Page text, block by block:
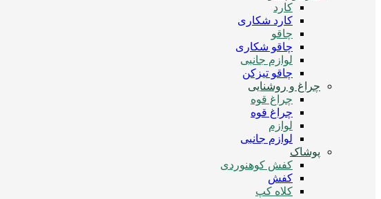
کارد
کارد شکاری
چاقو
چاقو شکاری
لوازم جانبی
چاقو تیزکن
چراغ و روشنایی
چراغ قوه
چراغ قوه
لوازم
لوازم جانبی
پوشاک
کفش کوهنوردی
کفش
کلاه کپ